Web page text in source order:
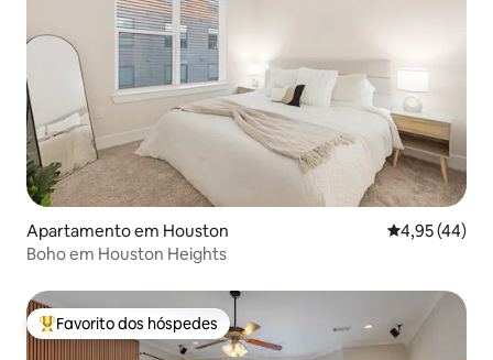
Apartamento em Houston Classificação
4,95 (44)
Boho em Houston Heights
Favoritos dos hóspedes mais apreciados
Favorito dos hóspedes